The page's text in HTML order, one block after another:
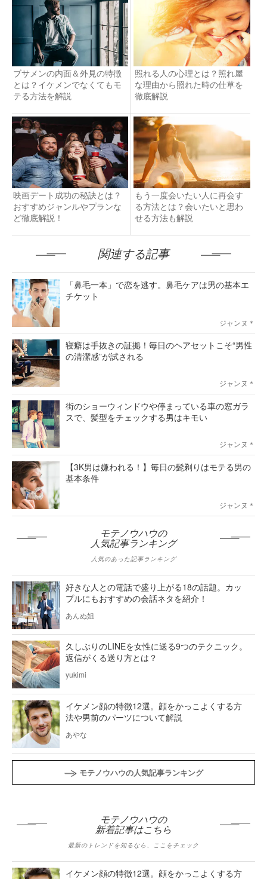
ブサメンの内面＆外見の特徴
とは？イケメンでなくてもモ
テる方法を解説
照れる人の心理とは？照れ屋
な理由から照れた時の仕草を
徹底解説
映画デート成功の秘訣とは？
おすすめジャンルやプランな
ど徹底解説！
もう一度会いたい人に再会す
る方法とは？会いたいと思わ
せる方法も解説
関連する記事
「鼻毛一本」で恋を逃す。鼻毛ケアは男の基本エ
チケット
ジャンヌ＊
寝癖は手抜きの証拠！毎日のヘアセットこそ“男性
の清潔感”が試される
ジャンヌ＊
街のショーウィンドウや停まっている車の窓ガラ
スで、髪型をチェックする男はキモい
ジャンヌ＊
【3K男は嫌われる！】毎日の髭剃りはモテる男の
基本条件
ジャンヌ＊
モテノウハウの
人気記事ランキング
人気のあった記事ランキング
好きな人との電話で盛り上がる18の話題。カッ
プルにもおすすめの会話ネタを紹介！
あんぬ姐
久しぶりのLINEを女性に送る9つのテクニック。
返信がくる送り方とは？
yukimi
イケメン顔の特徴12選。顔をかっこよくする方
法や男前のパーツについて解説
あやな
モテノウハウの人気記事ランキング
モテノウハウの
新着記事はこちら
最新のトレンドを知るなら、ここをチェック
イケメン顔の特徴12選。顔をかっこよくする方